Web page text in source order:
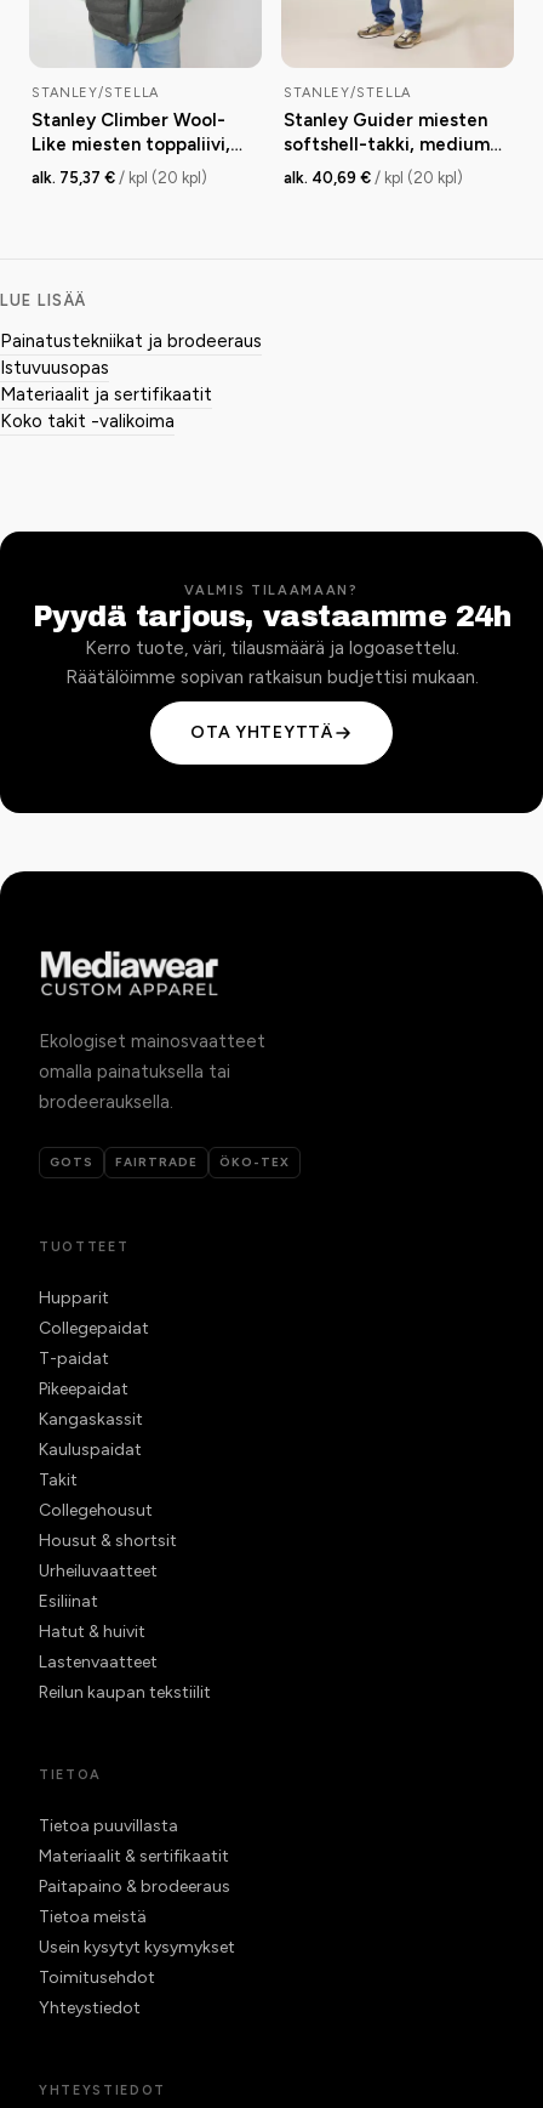
STANLEY/STELLA
Stanley Climber Wool-
Like miesten toppaliivi,
fitted, 140 g
alk. 75,37 € / kpl (20 kpl)
STANLEY/STELLA
Stanley Guider miesten
softshell-takki, medium
fit, 300 g
alk. 40,69 € / kpl (20 kpl)
LUE LISÄÄ
Painatustekniikat ja brodeeraus
Istuvuusopas
Materiaalit ja sertifikaatit
Koko takit -valikoima
VALMIS TILAAMAAN?
Pyydä tarjous, vastaamme 24h
Kerro tuote, väri, tilausmäärä ja logoasettelu.
Räätälöimme sopivan ratkaisun budjettisi mukaan.
OTA YHTEYTTÄ
Ekologiset mainosvaatteet
omalla painatuksella tai
brodeerauksella.
GOTS FAIRTRADE ÖKO-TEX
TUOTTEET
Hupparit
Collegepaidat
T-paidat
Pikeepaidat
Kangaskassit
Kauluspaidat
Takit
Collegehousut
Housut & shortsit
Urheiluvaatteet
Esiliinat
Hatut & huivit
Lastenvaatteet
Reilun kaupan tekstiilit
TIETOA
Tietoa puuvillasta
Materiaalit & sertifikaatit
Paitapaino & brodeeraus
Tietoa meistä
Usein kysytyt kysymykset
Toimitusehdot
Yhteystiedot
YHTEYSTIEDOT